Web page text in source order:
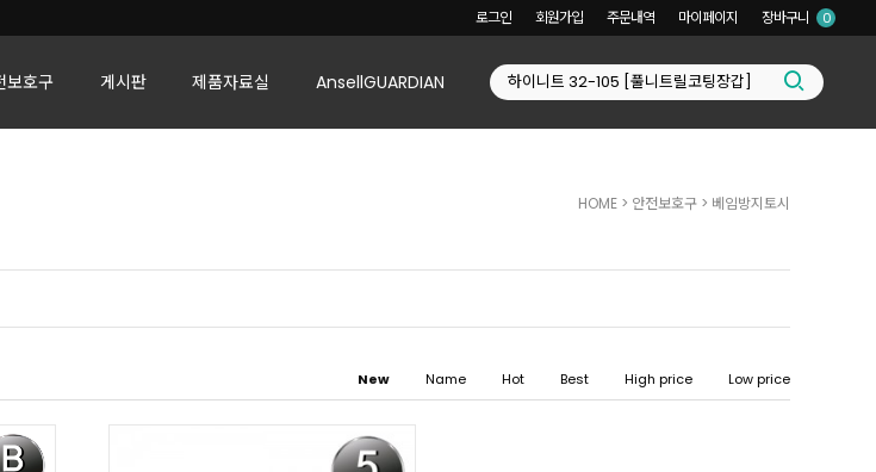
로그인 회원가입 주문내역 마이페이지 장바구니 0
보호구 게시판 제품자료실 AnsellGUARDIAN
HOME > 안전보호구 > 베임방지토시
New Name Hot Best High price Low price